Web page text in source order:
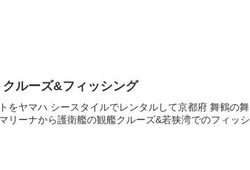
ルーズ&フィッシング
をヤマハ シースタイルでレンタルして京都府 舞鶴の舞
リーナから護衛艦の観艦クルーズ&若狭湾でのフィッシ